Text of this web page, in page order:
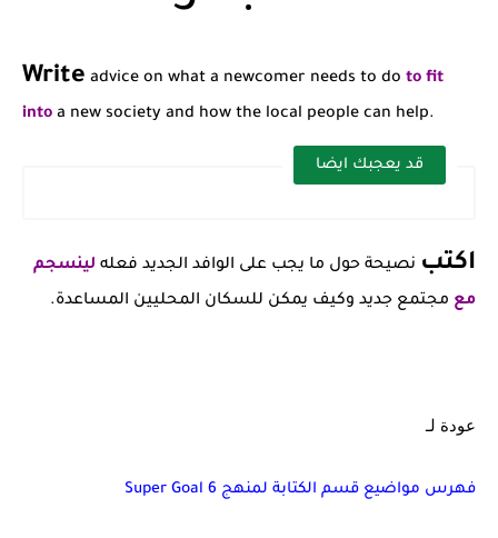
Write advice on what a newcomer needs to do to fit
into a new society and how the local people can help.
قد يعجبك ايضا
اكتب نصيحة حول ما يجب على الوافد الجديد فعله لينسجم
مع مجتمع جديد وكيف يمكن للسكان المحليين المساعدة.
عودة لـ
فهرس مواضيع قسم الكتابة لمنهج 6 Super Goal